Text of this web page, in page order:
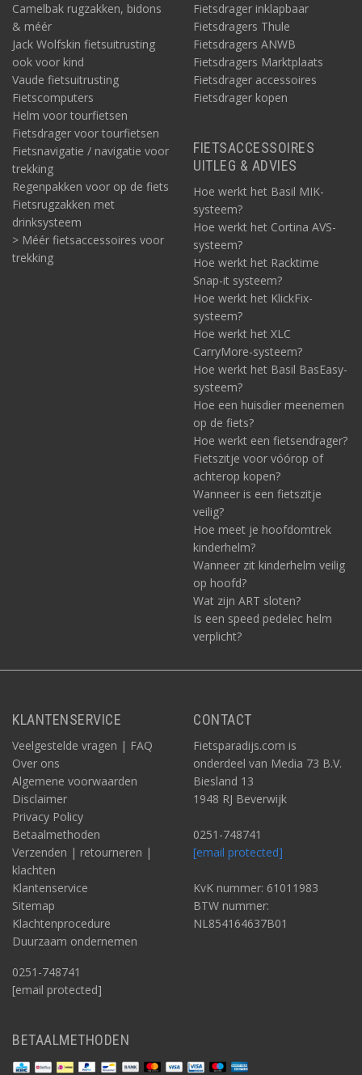
Camelbak rugzakken, bidons
& méér
Jack Wolfskin fietsuitrusting
ook voor kind
Vaude fietsuitrusting
Fietscomputers
Helm voor tourfietsen
Fietsdrager voor tourfietsen
Fietsnavigatie / navigatie voor
trekking
Regenpakken voor op de fiets
Fietsrugzakken met
drinksysteem
> Méér fietsaccessoires voor
trekking
Fietsdrager inklapbaar
Fietsdragers Thule
Fietsdragers ANWB
Fietsdragers Marktplaats
Fietsdrager accessoires
Fietsdrager kopen
FIETSACCESSOIRES
UITLEG & ADVIES
Hoe werkt het Basil MIK-
systeem?
Hoe werkt het Cortina AVS-
systeem?
Hoe werkt het Racktime
Snap-it systeem?
Hoe werkt het KlickFix-
systeem?
Hoe werkt het XLC
CarryMore-systeem?
Hoe werkt het Basil BasEasy-
systeem?
Hoe een huisdier meenemen
op de fiets?
Hoe werkt een fietsendrager?
Fietszitje voor vóórop of
achterop kopen?
Wanneer is een fietszitje
veilig?
Hoe meet je hoofdomtrek
kinderhelm?
Wanneer zit kinderhelm veilig
op hoofd?
Wat zijn ART sloten?
Is een speed pedelec helm
verplicht?
KLANTENSERVICE
Veelgestelde vragen | FAQ
Over ons
Algemene voorwaarden
Disclaimer
Privacy Policy
Betaalmethoden
Verzenden | retourneren |
klachten
Klantenservice
Sitemap
Klachtenprocedure
Duurzaam ondernemen
0251-748741
[email protected]
CONTACT
Fietsparadijs.com is
onderdeel van Media 73 B.V.
Biesland 13
1948 RJ Beverwijk
0251-748741
[email protected]
KvK nummer: 61011983
BTW nummer:
NL854164637B01
BETAALMETHODEN